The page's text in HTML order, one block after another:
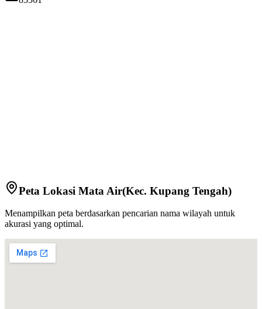
Peta Lokasi Mata Air(Kec. Kupang Tengah)
Menampilkan peta berdasarkan pencarian nama wilayah untuk
akurasi yang optimal.